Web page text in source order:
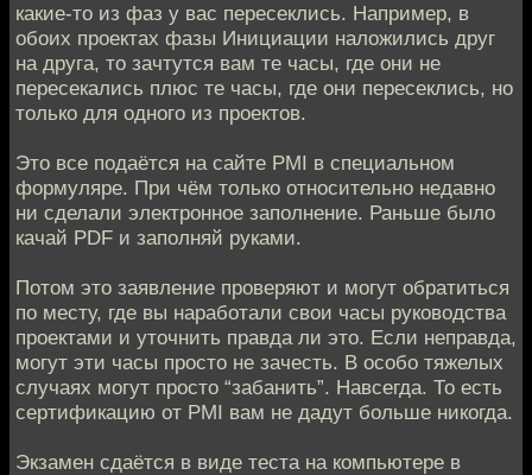
какие-то из фаз у вас пересеклись. Например, в
обоих проектах фазы Инициации наложились друг
на друга, то зачтутся вам те часы, где они не
пересекались плюс те часы, где они пересеклись, но
только для одного из проектов.
Это все подаётся на сайте PMI в специальном
формуляре. При чём только относительно недавно
ни сделали электронное заполнение. Раньше было
качай PDF и заполняй руками.
Потом это заявление проверяют и могут обратиться
по месту, где вы наработали свои часы руководства
проектами и уточнить правда ли это. Если неправда,
могут эти часы просто не зачесть. В особо тяжелых
случаях могут просто “забанить”. Навсегда. То есть
сертификацию от PMI вам не дадут больше никогда.
Экзамен сдаётся в виде теста на компьютере в